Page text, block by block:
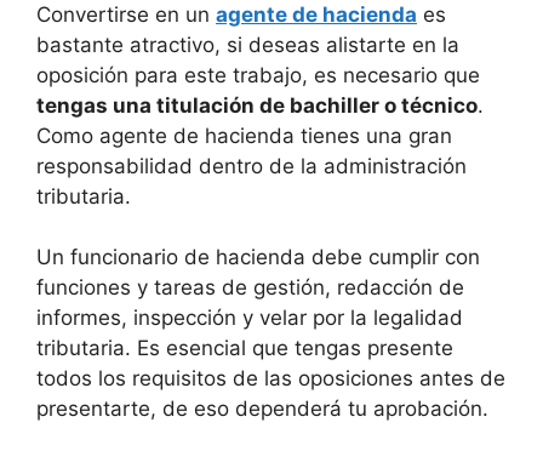
Convertirse en un agente de hacienda es
bastante atractivo, si deseas alistarte en la
oposición para este trabajo, es necesario que
tengas una titulación de bachiller o técnico.
Como agente de hacienda tienes una gran
responsabilidad dentro de la administración
tributaria.
Un funcionario de hacienda debe cumplir con
funciones y tareas de gestión, redacción de
informes, inspección y velar por la legalidad
tributaria. Es esencial que tengas presente
todos los requisitos de las oposiciones antes de
presentarte, de eso dependerá tu aprobación.